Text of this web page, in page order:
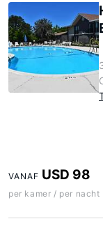
VANAF USD 98
per kamer / per nacht